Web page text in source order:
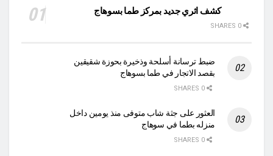
كشف اثري جديد بمركز طما بسوهاج
ضبط ترسانة أسلحة وذخيرة بحوزة شقيقين
بقصد الاتجار في طما بسوهاج
العثور على جثة شاب متوفى منذ يومين داخل
منزله بطما في سوهاج